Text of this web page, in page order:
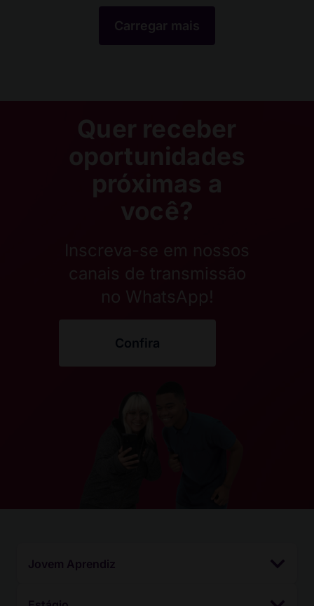
Carregar mais
Quer receber
oportunidades
próximas a
você?
Inscreva-se em nossos
canais de transmissão
no WhatsApp!
Confira
Jovem Aprendiz